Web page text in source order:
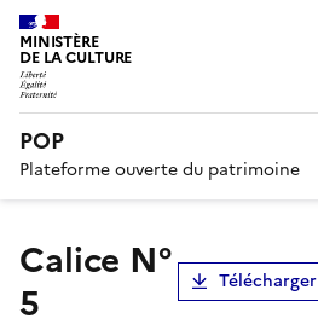
MINISTÈRE
DE LA CULTURE
POP
Plateforme ouverte du patrimoine
calice N°
5
Télécharger